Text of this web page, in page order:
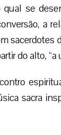
se
a
sacerdotes
do alto,
sacra